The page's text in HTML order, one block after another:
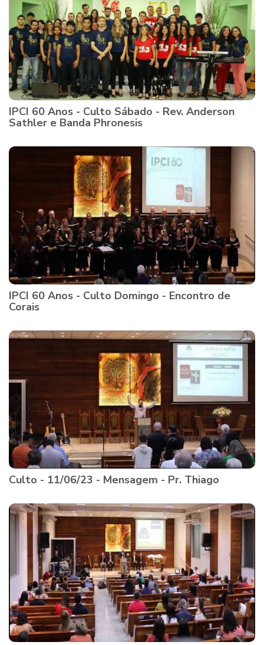
IPCI 60 Anos - Culto Sábado - Rev. Anderson
Sathler e Banda Phronesis
IPCI 60 Anos - Culto Domingo - Encontro de
Corais
Culto - 11/06/23 - Mensagem - Pr. Thiago